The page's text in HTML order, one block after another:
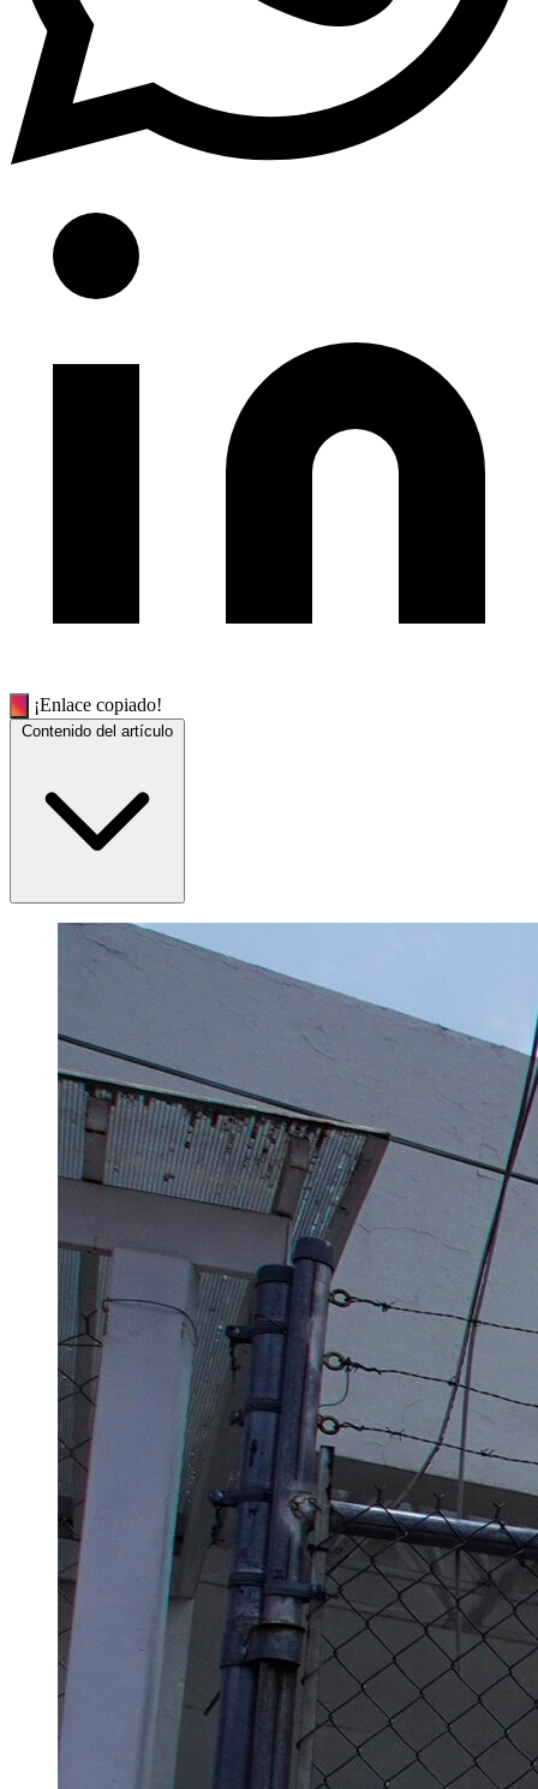
¡Enlace copiado!
Contenido del artículo